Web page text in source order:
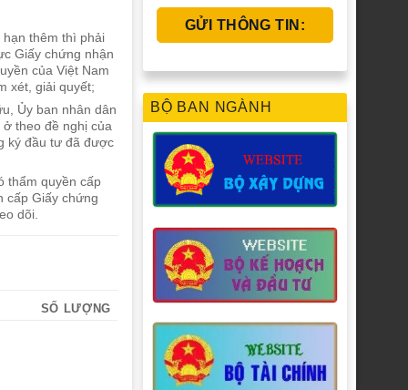
thêm thì phải
Giấy chứng nhận
của Việt Nam
xét, giải quyết;
Ủy ban nhân dân
theo đề nghị của
ký đầu tư đã được
thẩm quyền cấp
cấp Giấy chứng
dõi.
SỐ LƯỢNG
BỘ BAN NGÀNH